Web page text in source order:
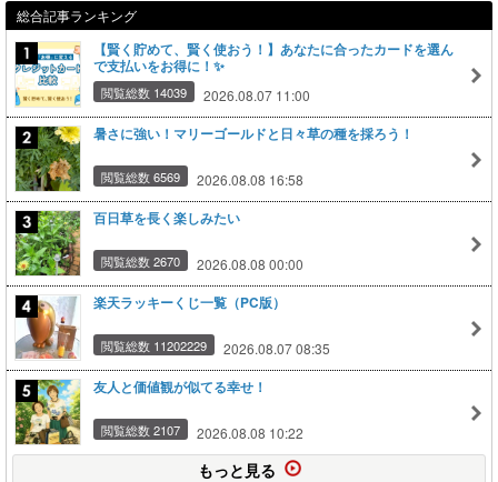
総合記事ランキング
【賢く貯めて、賢く使おう！】あなたに合ったカードを選ん
で支払いをお得に！✨
閲覧総数 14039 2026.08.07 11:00
暑さに強い！マリーゴールドと日々草の種を採ろう！
閲覧総数 6569 2026.08.08 16:58
百日草を長く楽しみたい
閲覧総数 2670 2026.08.08 00:00
楽天ラッキーくじ一覧（PC版）
閲覧総数 11202229 2026.08.07 08:35
友人と価値観が似てる幸せ！
閲覧総数 2107 2026.08.08 10:22
もっと見る